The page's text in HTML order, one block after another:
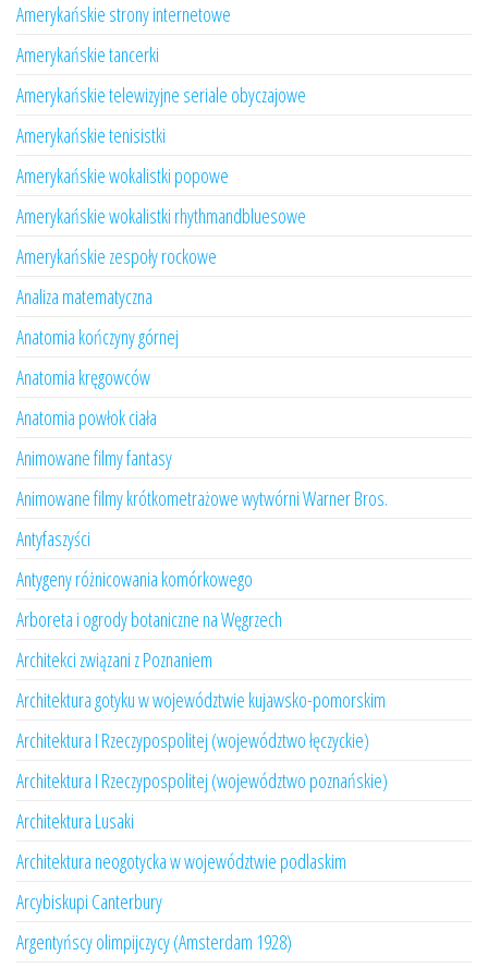
Amerykańskie strony internetowe
Amerykańskie tancerki
Amerykańskie telewizyjne seriale obyczajowe
Amerykańskie tenisistki
Amerykańskie wokalistki popowe
Amerykańskie wokalistki rhythmandbluesowe
Amerykańskie zespoły rockowe
Analiza matematyczna
Anatomia kończyny górnej
Anatomia kręgowców
Anatomia powłok ciała
Animowane filmy fantasy
Animowane filmy krótkometrażowe wytwórni Warner Bros.
Antyfaszyści
Antygeny różnicowania komórkowego
Arboreta i ogrody botaniczne na Węgrzech
Architekci związani z Poznaniem
Architektura gotyku w województwie kujawsko-pomorskim
Architektura I Rzeczypospolitej (województwo łęczyckie)
Architektura I Rzeczypospolitej (województwo poznańskie)
Architektura Lusaki
Architektura neogotycka w województwie podlaskim
Arcybiskupi Canterbury
Argentyńscy olimpijczycy (Amsterdam 1928)